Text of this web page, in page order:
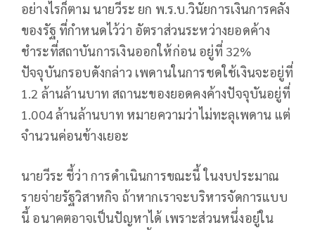
อย่างไรก็ตาม นายวีระ ยก พ.ร.บ.วินัยการเงินการคลัง
ของรัฐ ที่กำหนดไว้ว่า อัตราส่วนระหว่างยอดค้าง
ชำระที่สถาบันการเงินออกให้ก่อน อยู่ที่ 32%
ปัจจุบันกรอบดังกล่าว เพดานในการชดใช้เงินจะอยู่ที่
1.2 ล้านล้านบาท สถานะของยอดคงค้างปัจจุบันอยู่ที่
1.004 ล้านล้านบาท หมายความว่าไม่ทะลุเพดาน แต่
จำนวนค่อนข้างเยอะ
นายวีระ ชี้ว่า การดำเนินการขณะนี้ ในงบประมาณ
รายจ่ายรัฐวิสาหกิจ ถ้าหากเราจะบริหารจัดการแบบ
นี้ อนาคตอาจเป็นปัญหาได้ เพราะส่วนหนึ่งอยู่ใน